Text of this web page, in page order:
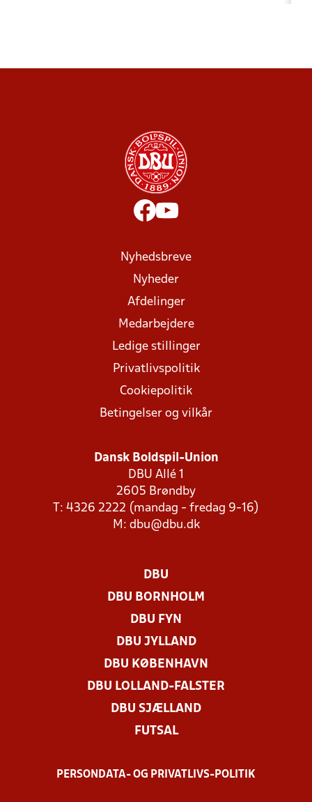
Nyhedsbreve
Nyheder
Afdelinger
Medarbejdere
Ledige stillinger
Privatlivspolitik
Cookiepolitik
Betingelser og vilkår
Dansk Boldspil-Union
DBU Allé 1
2605 Brøndby
T: 4326 2222 (mandag - fredag 9-16)
M: dbu@dbu.dk
DBU
DBU BORNHOLM
DBU FYN
DBU JYLLAND
DBU KØBENHAVN
DBU LOLLAND-FALSTER
DBU SJÆLLAND
FUTSAL
PERSONDATA- OG PRIVATLIVS-POLITIK